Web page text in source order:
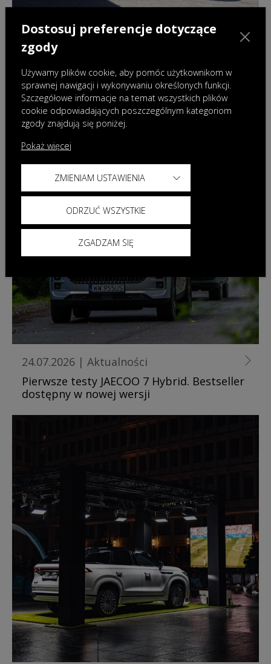
28.07.2026 |Aktualności
Nowa OMODA 9 Super Hybrid Exclusive
odsłonie
24.07.2026 | Aktualności
Pierwsze testy JAECOO 7 Hybrid. Bestseller
dostępny w nowej wersji
Dostosuj preferencje dotyczące
zgody
Używamy plików cookie, aby pomóc użytkownikom w
sprawnej nawigacji i wykonywaniu określonych funkcji.
Szczegółowe informacje na temat wszystkich plików
cookie odpowiadających poszczególnym kategoriom
zgody znajdują się poniżej.
Pokaż więcej
ZMIENIAM USTAWIENIA
ODRZUĆ WSZYSTKIE
ZGADZAM SIĘ